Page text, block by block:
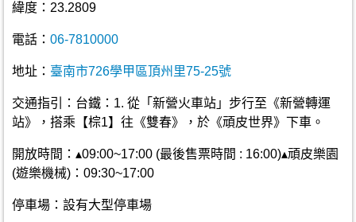
緯度：23.2809
電話： 06-7810000
地址： 臺南市726學甲區頂州里75-25號
交通指引：台鐵：1. 從「新營火車站」步行至《新營轉運
站》，搭乘【棕1】往《雙春》，於《頑皮世界》下車。
開放時間：▴09:00~17:00 (最後售票時間 : 16:00)▴頑皮樂園
(遊樂機械)：09:30~17:00
停車場：設有大型停車場